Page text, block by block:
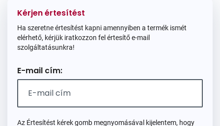
Kérjen értesítést
Ha szeretne értesítést kapni amennyiben a termék ismét
elérhető, kérjük iratkozzon fel értesítő e-mail
szolgáltatásunkra!
E-mail cím:
Az Értesítést kérek gomb megnyomásával kijelentem, hogy